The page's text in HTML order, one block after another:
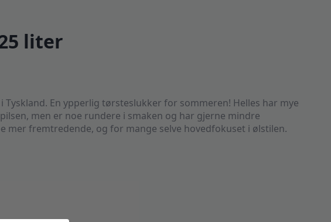
liter
Tyskland. En ypperlig tørsteslukker for sommeren! Helles har mye
men er noe rundere i smaken og har gjerne mindre
mer fremtredende, og for mange selve hovedfokuset i ølstilen.